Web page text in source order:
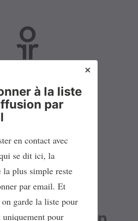
Parking
s
t
o
d
o
n
n
k
e
d
I
n
u
R
S
Sun
à la liste
par
en contact avec
se dit ici, la
la plus simple reste
par email. Et
garde la liste pour
uniquement pour